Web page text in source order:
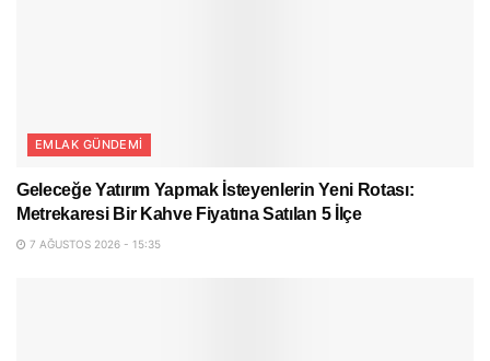
EMLAK GÜNDEMI
Geleceğe Yatırım Yapmak İsteyenlerin Yeni Rotası:
Metrekaresi Bir Kahve Fiyatına Satılan 5 İlçe
7 AĞUSTOS 2026 - 15:35